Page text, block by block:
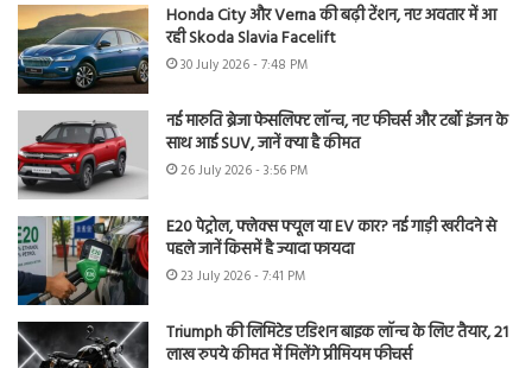
Honda City और Verna की बढ़ी टेंशन, नए अवतार में आ
रही Skoda Slavia Facelift
30 July 2026 - 7:48 PM
नई मारुति ब्रेजा फेसलिफ्ट लॉन्च, नए फीचर्स और टर्बो इंजन के
साथ आई SUV, जानें क्या है कीमत
26 July 2026 - 3:56 PM
E20 पेट्रोल, फ्लेक्स फ्यूल या EV कार? नई गाड़ी खरीदने से
पहले जानें किसमें है ज्यादा फायदा
23 July 2026 - 7:41 PM
Triumph की लिमिटेड एडिशन बाइक लॉन्च के लिए तैयार, 21
लाख रुपये कीमत में मिलेंगे प्रीमियम फीचर्स